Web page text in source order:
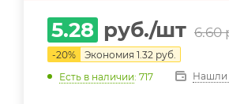
5.28 руб./шт 6.60
-20% Экономия 1.32 руб.
Есть в наличии: 717 Нашли